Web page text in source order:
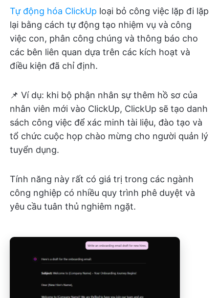
Tự động hóa ClickUp loại bỏ công việc lặp đi lặp
lại bằng cách tự động tạo nhiệm vụ và công
việc con, phân công chúng và thông báo cho
các bên liên quan dựa trên các kích hoạt và
điều kiện đã chỉ định.
📌 Ví dụ: khi bộ phận nhân sự thêm hồ sơ của
nhân viên mới vào ClickUp, ClickUp sẽ tạo danh
sách công việc để xác minh tài liệu, đào tạo và
tổ chức cuộc họp chào mừng cho người quản lý
tuyển dụng.
Tính năng này rất có giá trị trong các ngành
công nghiệp có nhiều quy trình phê duyệt và
yêu cầu tuân thủ nghiêm ngặt.